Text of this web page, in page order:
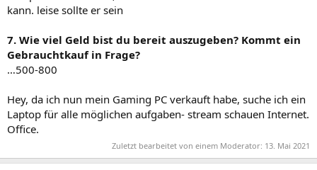
kann. leise sollte er sein
7. Wie viel Geld bist du bereit auszugeben? Kommt ein
Gebrauchtkauf in Frage?
…500-800
Hey, da ich nun mein Gaming PC verkauft habe, suche ich ein
Laptop für alle möglichen aufgaben- stream schauen Internet.
Office.
Zuletzt bearbeitet von einem Moderator: 13. Mai 2021